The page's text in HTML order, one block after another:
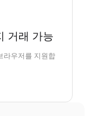
거래 가능
라우저를 지원합